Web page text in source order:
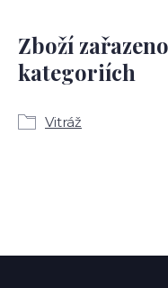
Zboží
kategoriích
Vitráž